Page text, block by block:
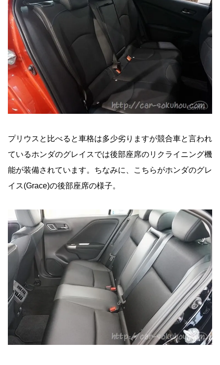
プリウスと比べると車格は多少劣りますが競合車と言われ
ているホンダのグレイスでは後部座席のリクライニング機
能が装備されています。ちなみに、こちらがホンダのグレ
イス(Grace)の後部座席の様子。